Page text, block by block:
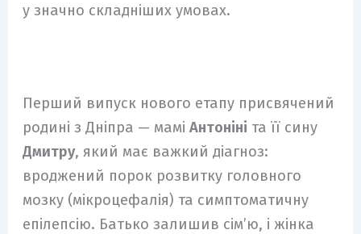
у значно складніших умовах.
Перший випуск нового етапу присвячений
родині з Дніпра — маміАнтоніні та її сину
Дмитру, який має важкий діагноз:
вроджений порок розвитку головного
мозку (мікроцефалія) та симптоматичну
епілепсію. Батько залишив сім’ю, і жінка